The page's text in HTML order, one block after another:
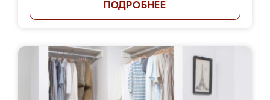
ПОДРОБНЕЕ